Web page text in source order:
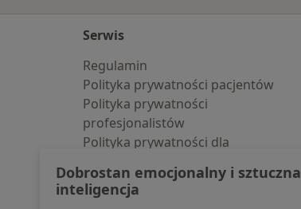
Serwis
Regulamin
Polityka prywatności pacjentów
Polityka prywatności
profesjonalistów
Polityka prywatności dla
pozyskaliśmy samodzielnie
Polityka cookies
Dobrostan emocjonalny i sztuczna
inteligencja